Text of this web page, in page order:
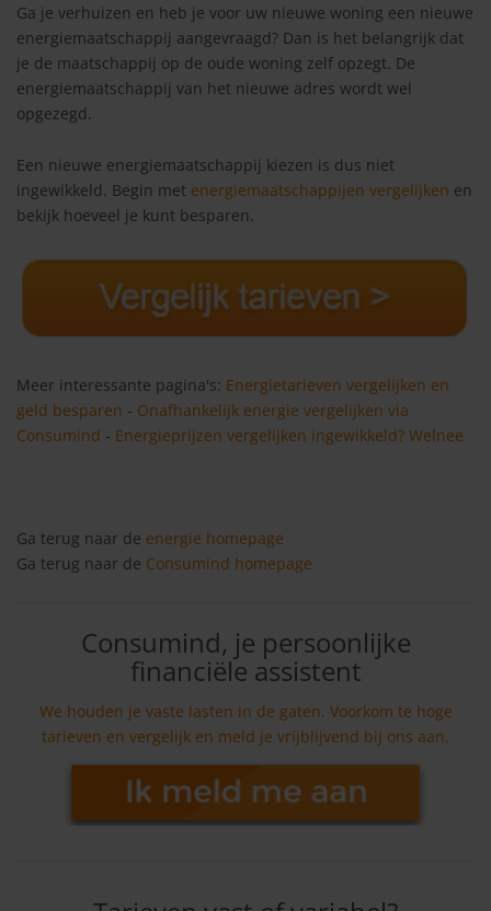
Ga je verhuizen en heb je voor uw nieuwe woning een nieuwe
energiemaatschappij aangevraagd? Dan is het belangrijk dat
je de maatschappij op de oude woning zelf opzegt. De
energiemaatschappij van het nieuwe adres wordt wel
opgezegd.
Een nieuwe energiemaatschappij kiezen is dus niet
ingewikkeld. Begin met energiemaatschappijen vergelijken en
bekijk hoeveel je kunt besparen.
Meer interessante pagina's: Energietarieven vergelijken en
geld besparen - Onafhankelijk energie vergelijken via
Consumind - Energieprijzen vergelijken ingewikkeld? Welnee
Ga terug naar de energie homepage
Ga terug naar de Consumind homepage
Consumind, je persoonlijke
financiële assistent
We houden je vaste lasten in de gaten. Voorkom te hoge
tarieven en vergelijk en meld je vrijblijvend bij ons aan.